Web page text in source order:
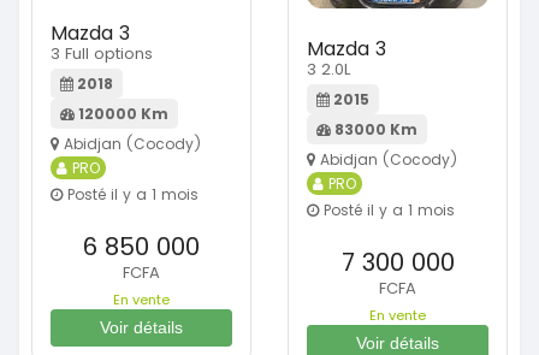
Mazda 3
3 Full options
2018
120000 Km
Abidjan (Cocody)
PRO
Posté il y a 1 mois
6 850 000
FCFA
En vente
Voir détails
Mazda 3
3 2.0L
2015
83000 Km
Abidjan (Cocody)
PRO
Posté il y a 1 mois
7 300 000
FCFA
En vente
Voir détails